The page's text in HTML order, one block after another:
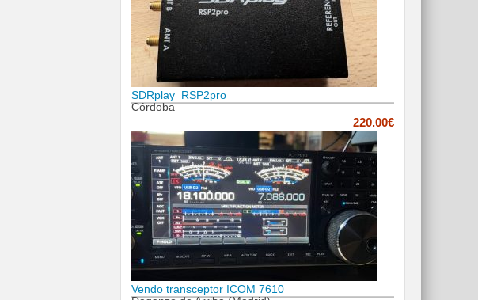
SDRplay_RSP2pro
Córdoba
220.00€
Vendo transceptor ICOM 7610